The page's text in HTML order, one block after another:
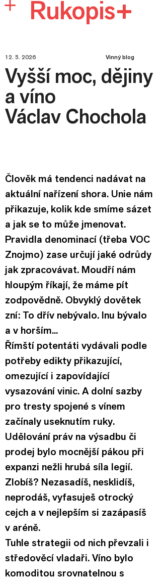
Rukopis+
12. 5. 2026 Vinný blog
Vyšší moc, dějiny
a víno
Václav Chochola
Člověk má tendenci nadávat na
aktuální nařízení shora. Unie nám
přikazuje, kolik kde smíme sázet
a jak se to může jmenovat.
Pravidla denominací (třeba VOC
Znojmo) zase určují jaké odrůdy
jak zpracovávat. Moudří nám
hloupým říkají, že máme pít
zodpovědně. Obvyklý dovětek
zní: To dřív nebývalo. Inu bývalo
a v horším...
Římští potentáti vydávali podle
potřeby edikty přikazující,
omezující i zapovídající
vysazování vinic. A dolní sazby
pro tresty spojené s vínem
začínaly useknutím ruky.
Udělování práv na výsadbu či
prodej bylo mocnější pákou při
expanzi nežli hrubá síla legií.
Zlobíš? Nezasadíš, nesklidíš,
neprodáš, vyfasuješ otrocký
cejch a v nejlepším si zazápasíš
v aréně.
Tuhle strategii od nich převzali i
středověcí vladaři. Víno bylo
komoditou srovnatelnou s